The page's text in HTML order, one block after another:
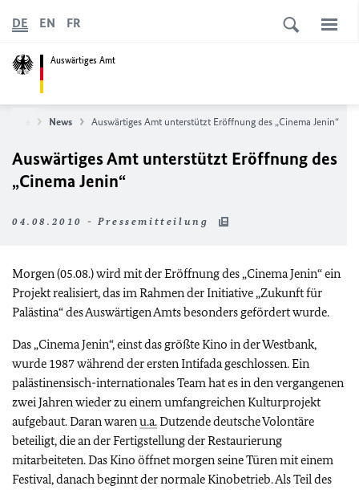
Auswärtiges Amt
DE EN FR
News Auswärtiges Amt unterstützt Eröffnung des „Cinema Jenin“
Auswärtiges Amt unterstützt Eröffnung des
„Cinema Jenin“
04.08.2010 - Pressemitteilung
Morgen (05.08.) wird mit der Eröffnung des „Cinema Jenin“ ein
Projekt realisiert, das im Rahmen der Initiative „Zukunft für
Palästina“ des Auswärtigen Amts besonders gefördert wurde.
Das „Cinema Jenin“, einst das größte Kino in der Westbank,
wurde 1987 während der ersten Intifada geschlossen. Ein
palästinensisch-internationales Team hat es in den vergangenen
zwei Jahren wieder zu einem umfangreichen Kulturprojekt
aufgebaut. Daran warenu.a.Dutzende deutsche Volontäre
beteiligt, die an der Fertigstellung der Restaurierung
mitarbeiteten. Das Kino öffnet morgen seine Türen mit einem
Festival, danach beginnt der normale Kinobetrieb. Als Teil des